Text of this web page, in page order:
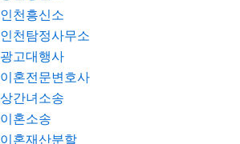
인천흥신소
인천탐정사무소
광고대행사
이혼전문변호사
상간녀소송
이혼소송
이혼재산분할